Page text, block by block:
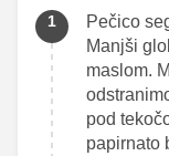
Pečico
Manjši
maslom.
pod
papirnato